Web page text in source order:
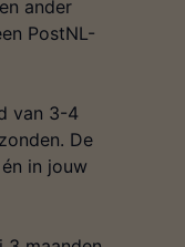
ander
PostNL-
van 3-4
De
in jouw